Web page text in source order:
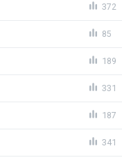
372
85
189
331
187
341